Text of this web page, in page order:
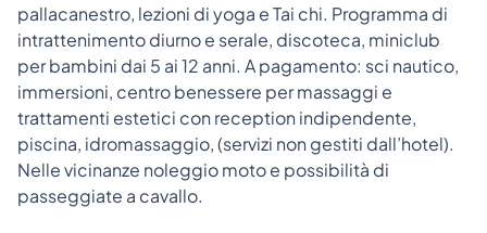
pallacanestro, lezioni di yoga e Tai chi. Programma di
intrattenimento diurno e serale, discoteca, miniclub
per bambini dai 5 ai 12 anni. A pagamento: sci nautico,
immersioni, centro benessere per massaggi e
trattamenti estetici con reception indipendente,
piscina, idromassaggio, (servizi non gestiti dall’hotel).
Nelle vicinanze noleggio moto e possibilità di
passeggiate a cavallo.